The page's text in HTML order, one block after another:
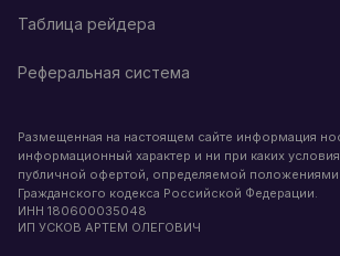
Таблица рейдера
Реферальная система
Размещенная на настоящем сайте информация
информационный характер и ни при каких
публичной офертой, определяемой положениями
Гражданского кодекса Российской Федерации.
ИНН 180600035048
ИП УСКОВ АРТЕМ ОЛЕГОВИЧ